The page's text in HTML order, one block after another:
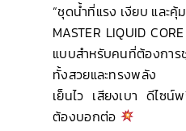
“ชุดน้ำที่แรง เงียบ และคุ้
MASTER LIQUID
แบบสำหรับคนที่ต้องการ
ทั้งสวยและทรงพลัง
เย็นไว เสียงเบา ดีไซน์
ต้องบอกต่อ